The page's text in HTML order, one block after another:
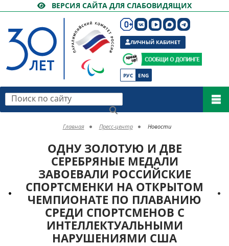
ВЕРСИЯ САЙТА ДЛЯ СЛАБОВИДЯЩИХ
РУС ENG
ЛИЧНЫЙ КАБИНЕТ
Поиск по сайту
Главная Пресс-центр Новости
ОДНУ ЗОЛОТУЮ И ДВЕ
СЕРЕБРЯНЫЕ МЕДАЛИ
ЗАВОЕВАЛИ РОССИЙСКИЕ
СПОРТСМЕНКИ НА ОТКРЫТОМ
ЧЕМПИОНАТЕ ПО ПЛАВАНИЮ
СРЕДИ СПОРТСМЕНОВ С
ИНТЕЛЛЕКТУАЛЬНЫМИ
НАРУШЕНИЯМИ США